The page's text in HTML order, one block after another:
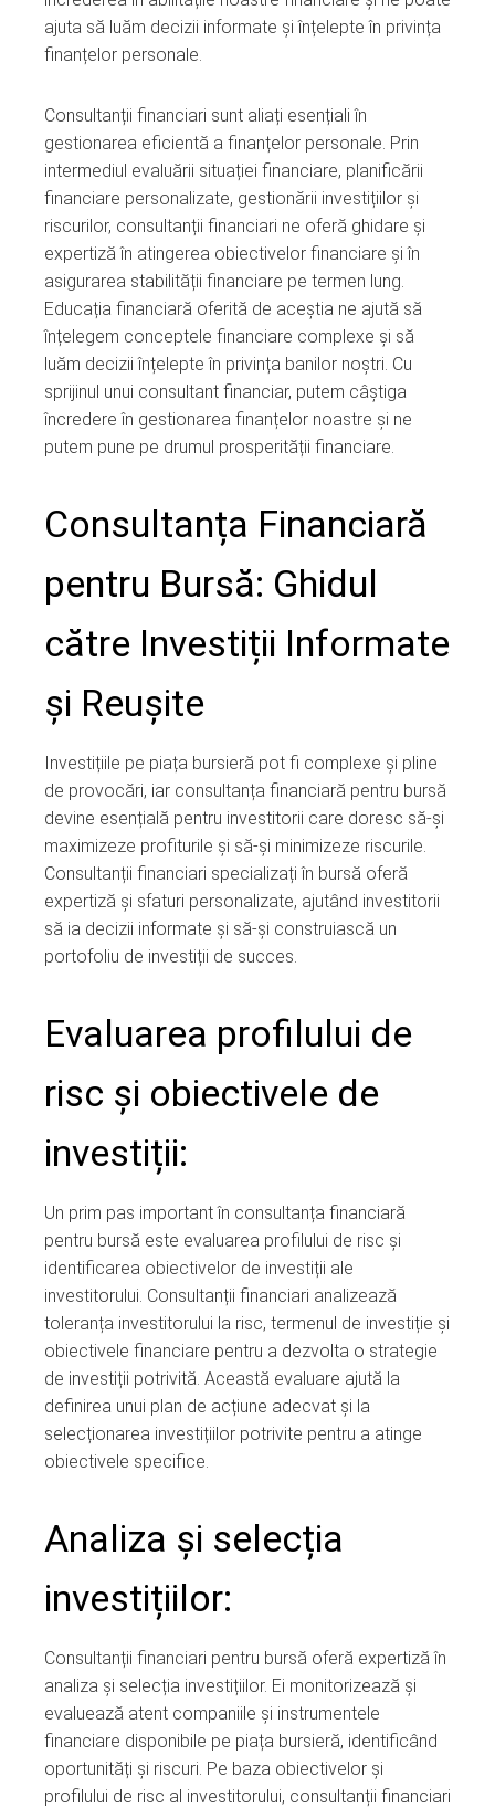
ajuta să luăm decizii informate și înțelepte în privința
finanțelor personale.
Consultanții financiari sunt aliați esențiali în
gestionarea eficientă a finanțelor personale. Prin
intermediul evaluării situației financiare, planificării
financiare personalizate, gestionării investițiilor și
riscurilor, consultanții financiari ne oferă ghidare și
expertiză în atingerea obiectivelor financiare și în
asigurarea stabilității financiare pe termen lung.
Educația financiară oferită de aceștia ne ajută să
înțelegem conceptele financiare complexe și să
luăm decizii înțelepte în privința banilor noștri. Cu
sprijinul unui consultant financiar, putem câștiga
încredere în gestionarea finanțelor noastre și ne
putem pune pe drumul prosperității financiare.
Consultanța Financiară
pentru Bursă: Ghidul
către Investiții Informate
și Reușite
Investițiile pe piața bursieră pot fi complexe și pline
de provocări, iar consultanța financiară pentru bursă
devine esențială pentru investitorii care doresc să-și
maximizeze profiturile și să-și minimizeze riscurile.
Consultanții financiari specializați în bursă oferă
expertiză și sfaturi personalizate, ajutând investitorii
să ia decizii informate și să-și construiască un
portofoliu de investiții de succes.
Evaluarea profilului de
risc și obiectivele de
investiții:
Un prim pas important în consultanța financiară
pentru bursă este evaluarea profilului de risc și
identificarea obiectivelor de investiții ale
investitorului. Consultanții financiari analizează
toleranța investitorului la risc, termenul de investiție și
obiectivele financiare pentru a dezvolta o strategie
de investiții potrivită. Această evaluare ajută la
definirea unui plan de acțiune adecvat și la
selecționarea investițiilor potrivite pentru a atinge
obiectivele specifice.
Analiza și selecția
investițiilor:
Consultanții financiari pentru bursă oferă expertiză în
analiza și selecția investițiilor. Ei monitorizează și
evaluează atent companiile și instrumentele
financiare disponibile pe piața bursieră, identificând
oportunități și riscuri. Pe baza obiectivelor și
profilului de risc al investitorului, consultanții financiari